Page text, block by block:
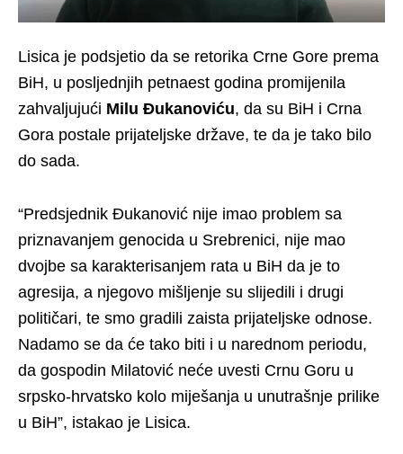
Lisica je podsjetio da se retorika Crne Gore prema
BiH, u posljednjih petnaest godina promijenila
zahvaljujući Milu Đukanoviću, da su BiH i Crna
Gora postale prijateljske države, te da je tako bilo
do sada.
“Predsjednik Đukanović nije imao problem sa
priznavanjem genocida u Srebrenici, nije mao
dvojbe sa karakterisanjem rata u BiH da je to
agresija, a njegovo mišljenje su slijedili i drugi
političari, te smo gradili zaista prijateljske odnose.
Nadamo se da će tako biti i u narednom periodu,
da gospodin Milatović neće uvesti Crnu Goru u
srpsko-hrvatsko kolo miješanja u unutrašnje prilike
u BiH”, istakao je Lisica.